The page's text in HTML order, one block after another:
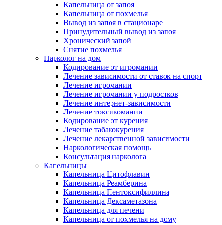
Капельница от запоя
Капельница от похмелья
Вывод из запоя в стационаре
Принудительный вывод из запоя
Хронический запой
Снятие похмелья
Нарколог на дом
Кодирование от игромании
Лечение зависимости от ставок на спорт
Лечение игромании
Лечение игромании у подростков
Лечение интернет-зависимости
Лечение токсикомании
Кодирование от курения
Лечение табакокурения
Лечение лекарственной зависимости
Наркологическая помощь
Консультация нарколога
Капельницы
Капельница Цитофлавин
Капельница Реамберина
Капельница Пентоксифиллина
Капельница Дексаметазона
Капельница для печени
Капельница от похмелья на дому